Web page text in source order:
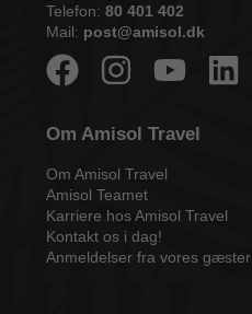
Telefon: 80 401 402
Mail: post@amisol.dk
Om Amisol Travel
Om Amisol Travel
Amisol Teamet
Karriere hos Amisol Travel
Kontakt os i dag!
Anmeldelser fra vores gæster